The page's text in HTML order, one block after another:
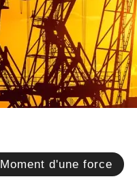
Moment d'une force